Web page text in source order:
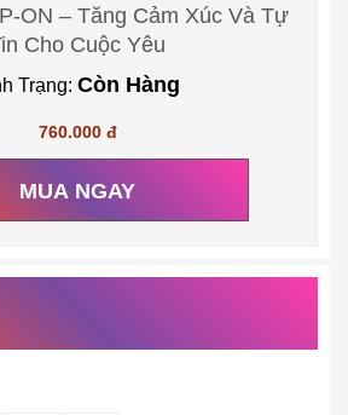
ON – Tăng Cảm Xúc Và Tự
Cho Cuộc Yêu
Trạng: Còn Hàng
760.000 đ
MUA NGAY